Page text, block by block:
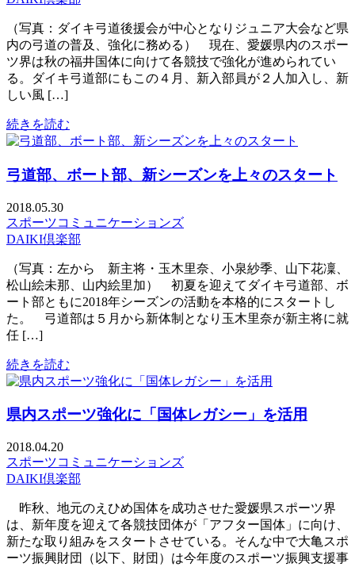
（写真：ダイキ弓道後援会が中心となりジュニア大会など県
内の弓道の普及、強化に務める） 現在、愛媛県内のスポー
ツ界は秋の福井国体に向けて各競技で強化が進められてい
る。ダイキ弓道部にもこの４月、新入部員が２人加入し、新
しい風 […]
続きを読む
弓道部、ボート部、新シーズンを上々のスタート
2018.05.30
スポーツコミュニケーションズ
DAIKI倶楽部
（写真：左から 新主将・玉木里奈、小泉紗季、山下花凜、
松山絵未那、山内絵里加） 初夏を迎えてダイキ弓道部、ボ
ート部ともに2018年シーズンの活動を本格的にスタートし
た。 弓道部は５月から新体制となり玉木里奈が新主将に就
任 […]
続きを読む
県内スポーツ強化に「国体レガシー」を活用
2018.04.20
スポーツコミュニケーションズ
DAIKI倶楽部
昨秋、地元のえひめ国体を成功させた愛媛県スポーツ界
は、新年度を迎えて各競技団体が「アフター国体」に向け、
新たな取り組みをスタートさせている。そんな中で大亀スポ
ーツ振興財団（以下、財団）は今年度のスポーツ振興支援事